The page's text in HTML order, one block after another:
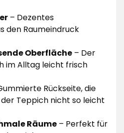
– Dezentes
den Raumeindruck
Oberfläche – Der
im Alltag leicht frisch
Rückseite, die
Teppich nicht so leicht
Räume – Perfekt für